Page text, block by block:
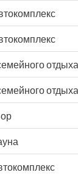
отдыха
отдыха